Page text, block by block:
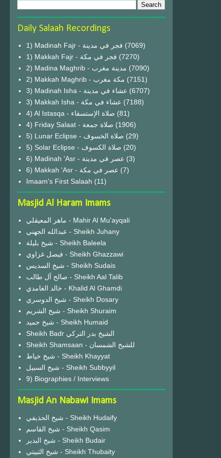
Daily Salaah Recordings
1) Madinah Fajr - فجر في مدينة (7069)
1) Makkah Fajr - فجر في مكة (7270)
2) Madina Maghrib - مدينة مغرب (7090)
2) Makkah Maghrib - مكة مغرب (7151)
3) Madinah Isha - عشاء في مدينة (6707)
3) Makkah Isha - عشاء في مكة (7188)
4) Al Istasqa - صلاة الإستسقاء (81)
4) Friday Salaat - صلاة جمعة (1906)
5) Lunar Eclipse - صلاة الخسوف (29)
(20)
6) Madinah 'Asr - عصر في مدينة (3)
6) Makkah 'Asr - عصر في مكة (7)
Imaam's First Salaah (11)
Masjid Al Haram Imams
ماهر المعيقلي - Mahir Al Mu'ayqali
عبدالله الجهني - Sheikh Juhany
شيخ بليلة - Sheikh Baleela
فيصل غزاوي - Sheikh Ghazzawi
شيخ السديس - Sheikh Sudais
صالح آل طالب - Sheikh Aal Talib
خالد الغامدي - Khalid Al Ghamdi
شيخ الدوسري - Sheikh Dosary
شيخ الشريم - Sheikh Shuraim
شيخ حميد - Sheikh Humaid
Sheikh Badr الشيخ بدر التركي
Sheikh Shamsaan - للشيخ الشمسان
شيخ خياط - Sheikh Khayyat
شيخ السبيل - Sheikh Subbyyil
9) Biographies / Interviews
Masjid An Nabawi Imams
شيخ الحذيفي - Sheikh Hudaify
شيخ القاسم - Sheikh Qasim
شيخ البدير - Sheikh Budair
شيخ الثبيتي - Sheikh Thubaity